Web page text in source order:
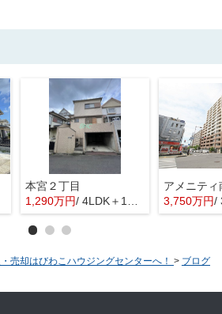
本宮２丁目
1,290万円/ 4LDK＋1S(納戸) 3,750万円/
売却はびわこハウジングセンターへ！ > ブログ